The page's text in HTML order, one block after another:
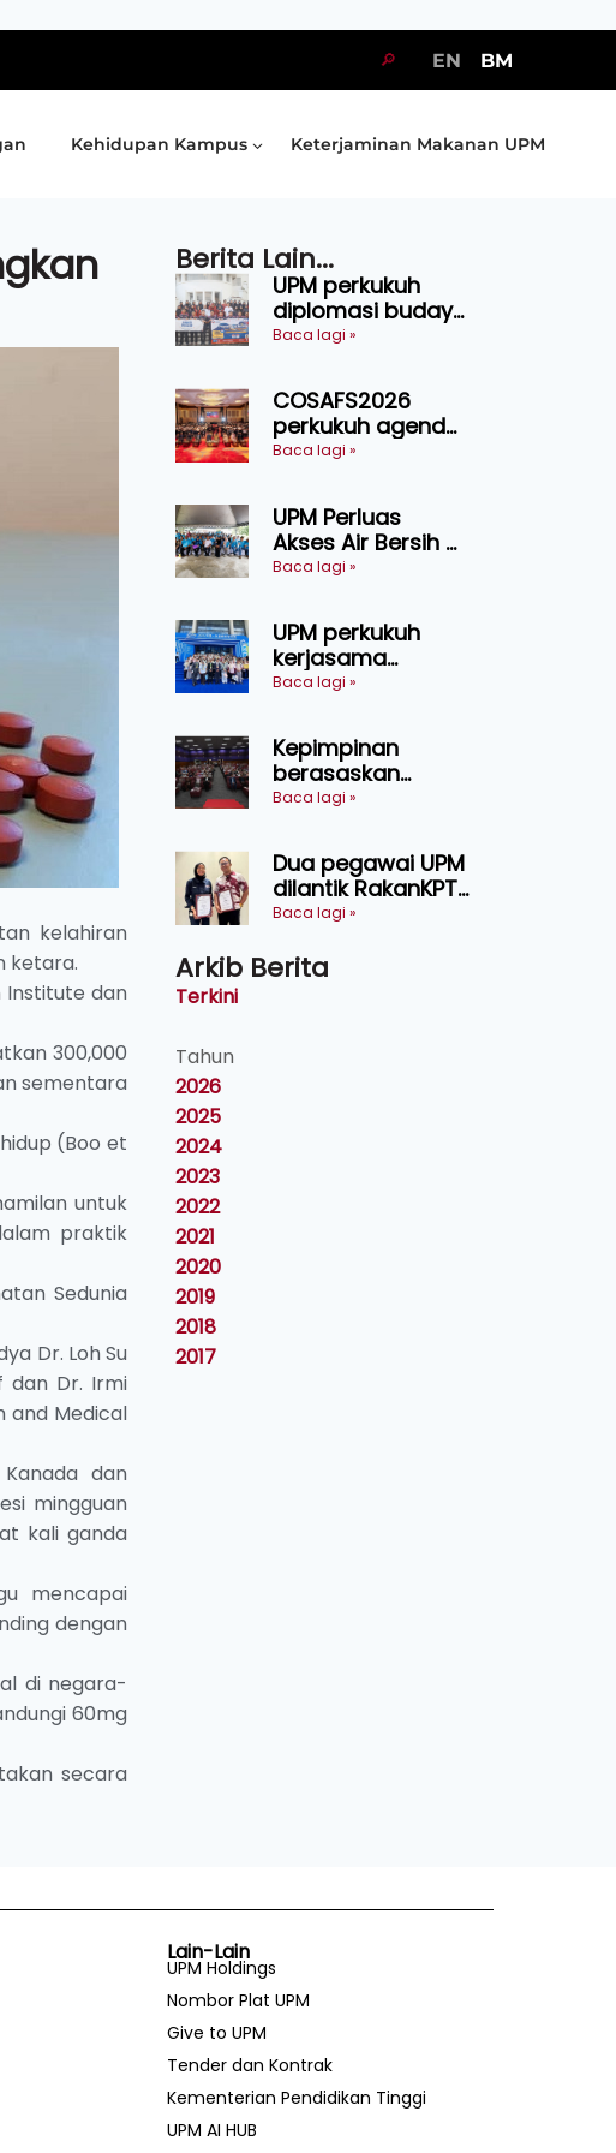
🔎 EN BM
Kehidupan Kampus Keterjaminan Makanan UPM
kelahiran
ketara.
Institute dan
300,000
sementara
(Boo et
untuk
praktik
Sedunia
Dr. Loh Su
dan Dr. Irmi
and Medical
dan
mingguan
kali ganda
mencapai
dengan
di negara-
60mg
secara
Berita Lain...
UPM perkukuh
diplomasi budaya
Malaysia-
Narasi Nusantara
Baca lagi »
COSAFS2026
perkukuh agenda
keselamatan
AgriHub pacu
transformasi
pertanian
Sarawak
Baca lagi »
UPM Perluas
Akses Air Bersih di
31 Kediaman
Chini
Baca lagi »
UPM perkukuh
kerjasama
pendidikan pintar
lawatan rasmi ke
China
Baca lagi »
Kepimpinan
berasaskan
kepercayaan
kecemerlangan
institusi - Naib
Canselor UPM
Baca lagi »
Dua pegawai UPM
dilantik RakanKPT,
jadi jambatan
umbi
Baca lagi »
Arkib Berita
Terkini
Tahun
2026
2025
2024
2023
2022
2021
2020
2019
2018
2017
Lain-Lain
UPM Holdings
Nombor Plat UPM
Give to UPM
Tender dan Kontrak
Kementerian Pendidikan Tinggi
UPM AI HUB